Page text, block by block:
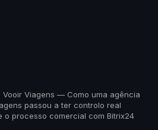
Vooir Viagens — Como uma agência
passou a ter controlo real
o processo comercial com Bitrix24